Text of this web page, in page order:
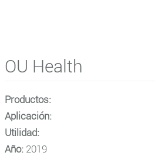
OU Health
Productos:
Aplicación:
Utilidad:
Año: 2019